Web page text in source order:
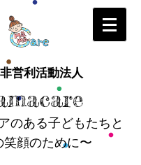
営利活動法人
のある子どもたちと
笑顔のために〜